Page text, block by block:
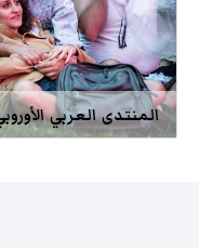
المنتدى العربي